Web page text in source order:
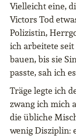
Vielleicht eine,
Victors Tod
Polizistin,
ich arbeitete
bauen, bis sie
passte, sah ich
Träge legte ich
zwang ich mich
die übliche
wenig Disziplin: